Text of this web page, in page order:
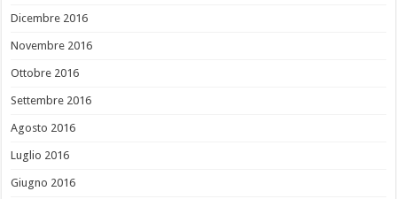
Dicembre 2016
Novembre 2016
Ottobre 2016
Settembre 2016
Agosto 2016
Luglio 2016
Giugno 2016